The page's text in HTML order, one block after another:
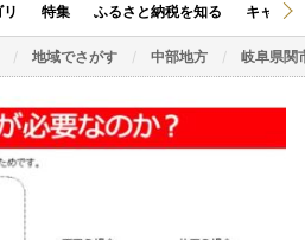
特集 ふるさと納税を知る キャン
地域でさがす 中部地方 岐阜県関